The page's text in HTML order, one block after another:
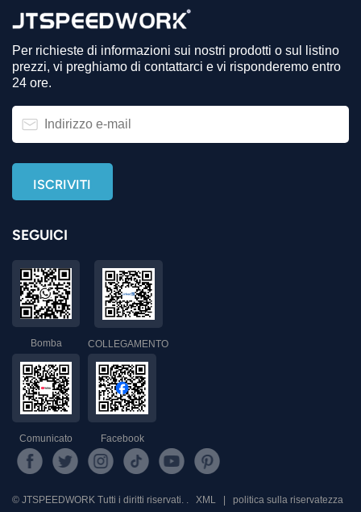
Per richieste di informazioni sui nostri prodotti o sul listino
prezzi, vi preghiamo di contattarci e vi risponderemo entro
24 ore.
SEGUICI
Bomba COLLEGAMENTO
Comunicato Facebook
© JTSPEEDWORK Tutti i diritti riservati. . XML | politica sulla riservatezza